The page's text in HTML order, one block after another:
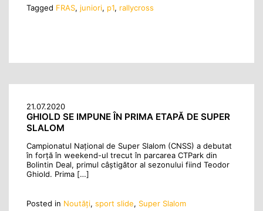
Tagged FRAS, juniori, p1, rallycross
21.07.2020
GHIOLD SE IMPUNE ÎN PRIMA ETAPĂ DE SUPER
SLALOM
Campionatul Național de Super Slalom (CNSS) a debutat
în forță în weekend-ul trecut în parcarea CTPark din
Bolintin Deal, primul câștigător al sezonului fiind Teodor
Ghiold. Prima […]
Posted in Noutăţi, sport slide, Super Slalom